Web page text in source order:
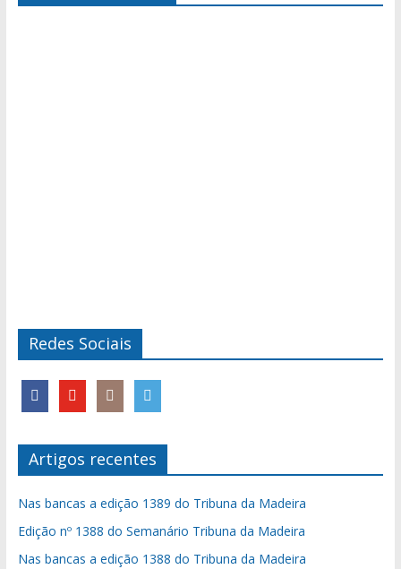
Redes Sociais
Artigos recentes
Nas bancas a edição 1389 do Tribuna da Madeira
Edição nº 1388 do Semanário Tribuna da Madeira
Nas bancas a edição 1388 do Tribuna da Madeira